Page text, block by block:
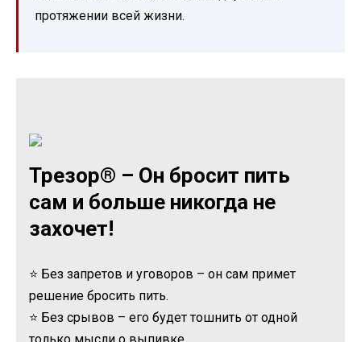
протяжении всей жизни.
Трезор® – Он бросит пить
сам и больше никогда не
захочет!
⭐ Без запретов и уговоров – он сам примет
решение бросить пить.
⭐ Без срывов – его будет тошнить от одной